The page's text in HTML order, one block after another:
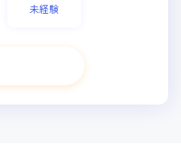
未経験